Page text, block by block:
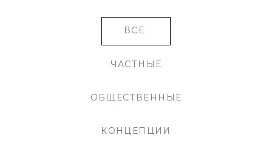
КОНЦЕПЦИИ
ОБЩЕСТВЕННЫЕ
ЧАСТНЫЕ